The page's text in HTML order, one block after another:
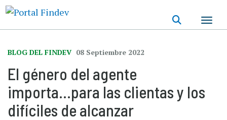
principal
BLOG DEL FINDEV 08 Septiembre 2022
El género del agente
importa...para las clientas y los
difíciles de alcanzar